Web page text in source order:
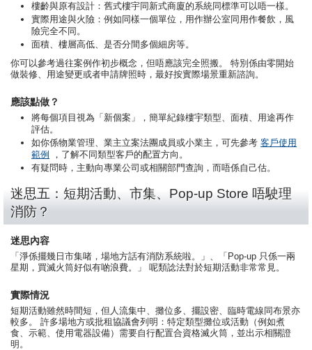
樓齡與原有設計：舊式樓宇同新式商廈的系統同標準可以唔一樣。
實際用途與火險：例如同樣一個單位，用作辦公室同用作餐飲，風
險完全不同。
面積、樓層高低、是否分間多個細房等。
你可以參考過往案例作初步概念，但唔應該完全照搬。 特別係由零開始
做裝修、用途變更或者申請牌照時，最好按實際場景重新諮詢。
應該點做？
將每個項目視為「新個案」，簡單紀錄樓宇類型、面積、用途再作
評估。
如你係物業管理、業主立案法團成員或小業主，可先參考 客戶使用
範例
，了解不同類型客戶的配置方向。
有疑問時，主動向專業公司或相關部門查詢，而唔係自己估。
迷思五：短期活動、市集、Pop-up Store 唔駛理
消防？
迷思內容
「淨係擺幾日市集啫，場地方話有消防系統啦。」、「Pop-up 只係一兩
星期，買滅火筒好似有啲浪費。」 呢類諗法對於短期活動非常常見。
實際情況
短期活動雖然時間短，但人流集中、攤位多、擺設密、臨時電線同布景亦
較多。 許多場地方或批租協議會列明：特定類型攤位或活動（例如煮
食、示範、使用電器設備）需要自行配置合資格滅火筒，並出示相關證
明。